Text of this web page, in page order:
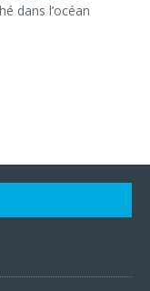
dans l’océan